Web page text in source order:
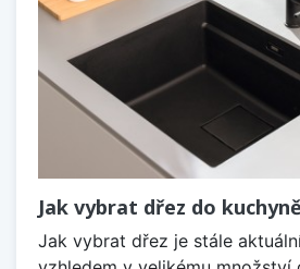
Jak vybrat dřez do kuchyně
Jak vybrat dřez je stále